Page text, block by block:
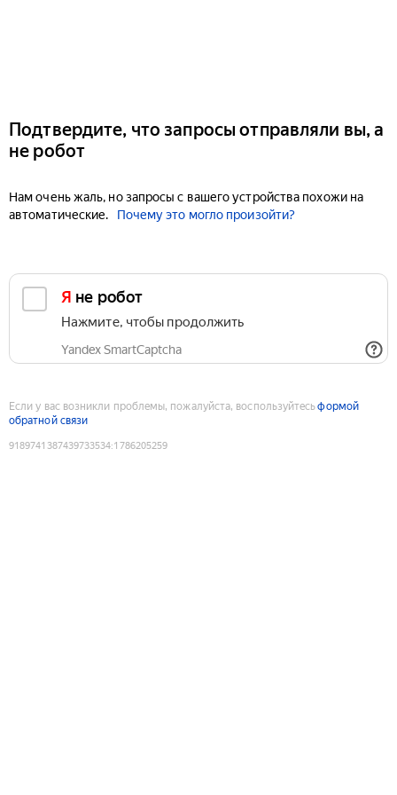
Подтвердите, что запросы отправляли вы, а
не робот
Нам очень жаль, но запросы с вашего устройства похожи на
автоматические.
Почему это могло произойти?
Я не робот
Нажмите, чтобы продолжить
Yandex SmartCaptcha
Если у вас возникли проблемы, пожалуйста, воспользуйтесьформой
обратной связи
9189741387439733534:1786205259